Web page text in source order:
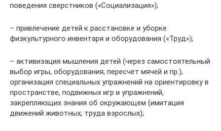
поведения сверстников («Социализация»);
– привлечение детей к расстановке и уборке
физкультурного инвентаря и оборудования («Труд»);
– активизация мышления детей (через самостоятельный
выбор игры, оборудования, пересчет мячей и пр.),
организация специальных упражнений на ориентировку в
пространстве, подвижных игр и упражнений,
закрепляющих знания об окружающем (имитация
движений животных, труда взрослых);